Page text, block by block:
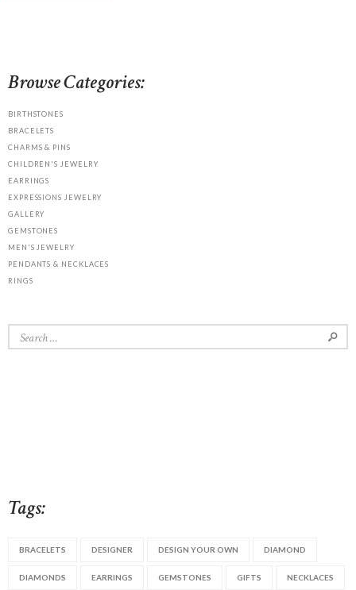
Browse Categories:
BIRTHSTONES
BRACELETS
CHARMS & PINS
CHILDREN'S JEWELRY
EARRINGS
EXPRESSIONS JEWELRY
GALLERY
GEMSTONES
MEN'S JEWELRY
PENDANTS & NECKLACES
RINGS
Search
for:
Tags:
BRACELETS DESIGNER DESIGN YOUR OWN DIAMOND
DIAMONDS EARRINGS GEMSTONES GIFTS NECKLACES